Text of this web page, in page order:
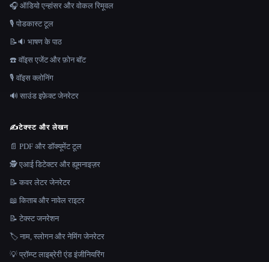
🎧 ऑडियो एन्हांसर और वोकल रिमूवल
🎙️ पोडकास्ट टूल
📝🔉 भाषण के पाठ
☎️ वॉइस एजेंट और फ़ोन बॉट
🎙️ वॉइस क्लोनिंग
🔊 साउंड इफ़ेक्ट जेनरेटर
✍️टेक्स्ट और लेखन
📄 PDF और डॉक्यूमेंट टूल
🕵️ एआई डिटेक्टर और ह्यूमनाइज़र
📝 कवर लेटर जेनरेटर
📖 किताब और नावेल राइटर
📝 टेक्स्ट जनरेशन
🏷️ नाम, स्लोगन और नेमिंग जेनरेटर
💡 प्रॉम्प्ट लाइब्रेरी एंड इंजीनियरिंग